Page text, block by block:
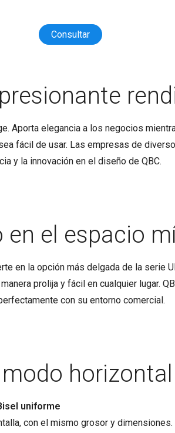
Consultar
Aporta elegancia a los negocios
fácil de usar. Las empresas de
y la innovación en el diseño de QBC.
el espacio
en la opción más delgada de la serie
prolija y fácil en cualquier lugar.
con su entorno comercial.
uniforme
con el mismo grosor y